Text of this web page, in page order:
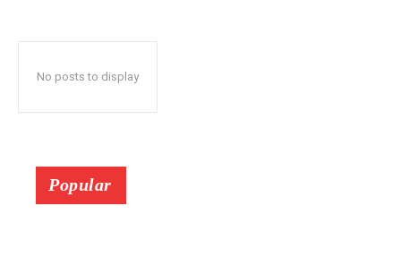
No posts to display
Popular